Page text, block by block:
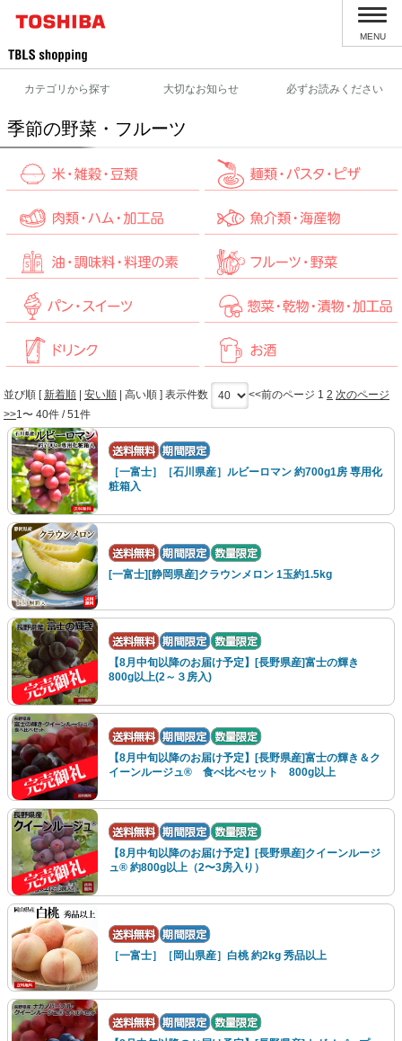
MENU
カテゴリから探す 大切なお知らせ 必ずお読みください
季節の野菜・フルーツ
並び順 [新着順 | 安い順 | 高い順 ] 表示件数 <<前のページ 1 2 次のページ
>>1〜 40件 / 51件
［一富士］［石川県産］ルビーロマン 約700g1房 専用化
粧箱入
[一富士][静岡県産]クラウンメロン 1玉約1.5kg
【8月中旬以降のお届け予定】[長野県産]富士の輝き
800g以上(2～３房入)
【8月中旬以降のお届け予定】[長野県産]富士の輝き＆ク
イーンルージュ® 食べ比べセット 800g以上
【8月中旬以降のお届け予定】[長野県産]クイーンルージ
ュ® 約800g以上（2〜3房入り）
［一富士］［岡山県産］白桃 約2kg 秀品以上